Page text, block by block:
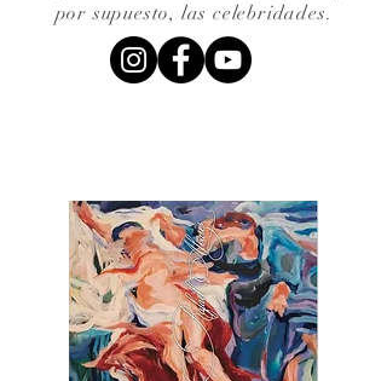
por supuesto, las celebridades.